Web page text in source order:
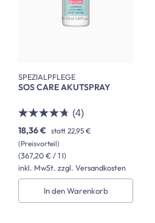
SPEZIALPFLEGE
SOS CARE AKUTSPRAY
(4)
(367,20 € / 1 l)
18,36 € statt 22,95 €
(Preisvorteil)
inkl. MwSt. zzgl. Versandkosten
In den Warenkorb